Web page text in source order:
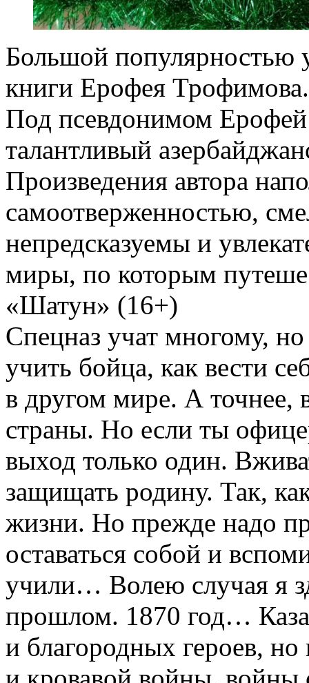
Большой популярностью
книги Ерофея Трофимова.
Под псевдонимом
талантливый
Произведения автора
самоотверженностью,
непредсказуемы и
миры, по которым
«Шатун» (16+)
Спецназ учат многому,
учить бойца, как вести
в другом мире. А точнее,
страны. Но если ты
выход только один.
защищать родину. Так,
жизни. Но прежде надо
оставаться собой и
учили… Волею случая я
прошлом. 1870 год…
и благородных героев,